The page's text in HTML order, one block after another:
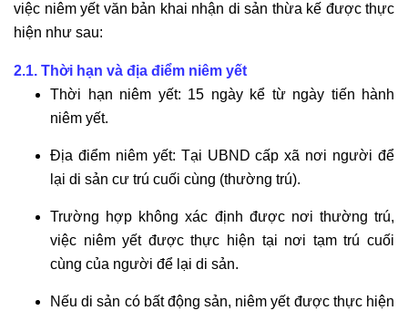
việc niêm yết văn bản khai nhận di sản thừa kế được thực
hiện như sau:
2.1. Thời hạn và địa điểm niêm yết
Thời hạn niêm yết: 15 ngày kể từ ngày tiến hành
niêm yết.
Địa điểm niêm yết: Tại UBND cấp xã nơi người để
lại di sản cư trú cuối cùng (thường trú).
Trường hợp không xác định được nơi thường trú,
việc niêm yết được thực hiện tại nơi tạm trú cuối
cùng của người để lại di sản.
Nếu di sản có bất động sản, niêm yết được thực hiện